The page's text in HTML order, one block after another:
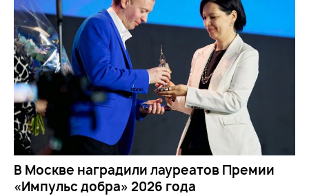
В Москве наградили лауреатов Премии
«Импульс добра» 2026 года